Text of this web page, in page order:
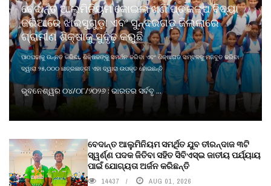
ବେଦାନ୍ତ ଆଲୁମିନିୟମ କୋଇଲା ଖଣି ପ୍ରକଳ୍ପ ବିଦ୍ୟା
ଜରିଆରେ ଝାରସୁଗୁଡ଼ା ଏବଂ ସୁନ୍ଦରଗଡ଼ ଜିଲ୍ଲାରେ
ଗ୍ରାମୀଣ ଶିକ୍ଷାକୁ ସୁଦୃଢ଼ କରୁଛି
ପାଠପଢାକୁ ଉନ୍ନତ କରିବା, ଶିକ୍ଷକଙ୍କୁ ସମର୍ଥନ କରିବା ଏବଂ ଶିକ୍ଷାଗତ ସମ୍ବଳକୁ ମଜବୁତ କରିବା
ଦ୍ୱାରା ୨୫,୦୦୦ ଛାତ୍ରଛାତ୍ରୀ ଏହା ଦ୍ୱାରା ଉପକୃତ ହୋଇଛନ୍ତି
ଭୁବନେଶ୍ୱର ୦୪/୦୮/୨୦୨୬ : ଭାରତର ସର୍ବବୃ ...
ବେଦାନ୍ତ ଆଲୁମିନିୟମ ସମର୍ଥିତ ଯୁବ ତୀରନ୍ଦାଜ ୩ଟି
ସ୍ୱର୍ଣ୍ଣ ପଦକ ଜିତିବା ସହିତ ସିବିଏସ୍ଇ ଜାତୀୟ ପର୍ଯ୍ୟାୟ
ପାଇଁ ଯୋଗ୍ୟତା ଅର୍ଜନ କରିଛନ୍ତି
14437 AUG 01, 2026